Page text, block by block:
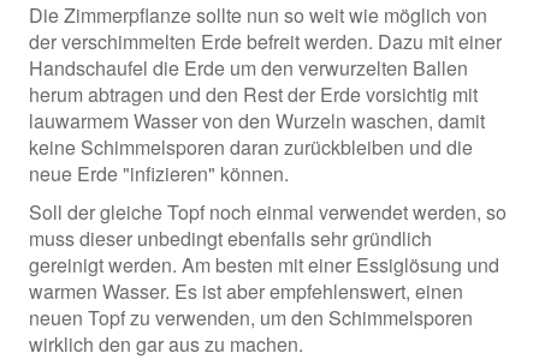
Die Zimmerpflanze sollte nun so weit wie möglich von
der verschimmelten Erde befreit werden. Dazu mit einer
Handschaufel die Erde um den verwurzelten Ballen
herum abtragen und den Rest der Erde vorsichtig mit
lauwarmem Wasser von den Wurzeln waschen, damit
keine Schimmelsporen daran zurückbleiben und die
neue Erde "infizieren" können.
Soll der gleiche Topf noch einmal verwendet werden, so
muss dieser unbedingt ebenfalls sehr gründlich
gereinigt werden. Am besten mit einer Essiglösung und
warmen Wasser. Es ist aber empfehlenswert, einen
neuen Topf zu verwenden, um den Schimmelsporen
wirklich den gar aus zu machen.